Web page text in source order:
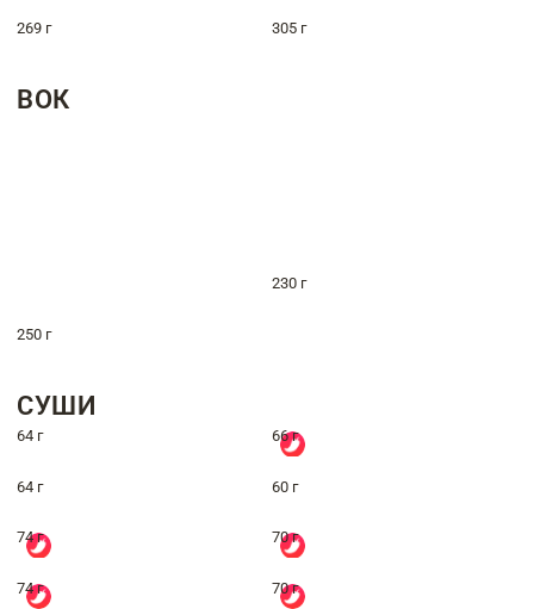
269 г 305 г
ВОК
230 г
250 г
СУШИ
64 г 66 г
64 г 60 г
74 г 70 г
74 г 70 г